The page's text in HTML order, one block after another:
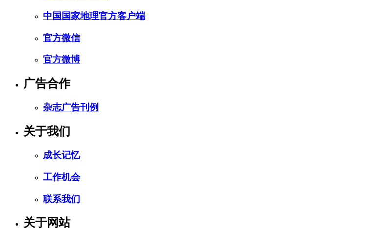
中国国家地理官方客户端
官方微信
官方微博
广告合作
杂志广告刊例
关于我们
成长记忆
工作机会
联系我们
关于网站